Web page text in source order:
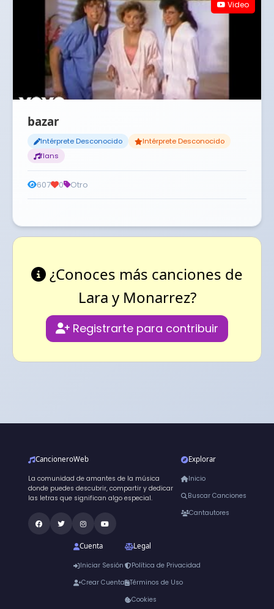
Video
bazar
Intérprete Desconocido
Intérprete Desconocido
flans
607 0 Otro
¿Conoces más canciones de
Lara y Monarrez?
Registrarte para contribuir
CancioneroWeb
La comunidad de amantes de la música
donde puedes descubrir, compartir y dedicar
las letras que significan algo especial.
Explorar
Inicio
Buscar Canciones
Cantautores
Cuenta
Iniciar Sesión
Crear Cuenta
Legal
Política de Privacidad
Términos de Uso
Cookies